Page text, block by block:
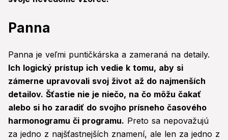
Panna
Panna je veľmi puntičkárska a zameraná na detaily.
Ich logický prístup ich vedie k tomu, aby si
zámerne upravovali svoj život až do najmenších
detailov. Šťastie nie je niečo, na čo môžu čakať
alebo si ho zaradiť do svojho prísneho časového
harmonogramu či programu. Preto sa nepovažujú
za jedno z najšťastnejších znamení, ale len za jedno z